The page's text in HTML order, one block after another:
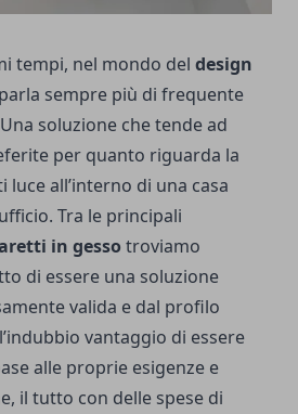
tempi, nel mondo del design
sempre più di frequente
soluzione che tende ad
per quanto riguarda la
luce all’interno di una casa
Tra le principali
in gesso troviamo
di essere una soluzione
valida e dal profilo
vantaggio di essere
alle proprie esigenze e
il tutto con delle spese di